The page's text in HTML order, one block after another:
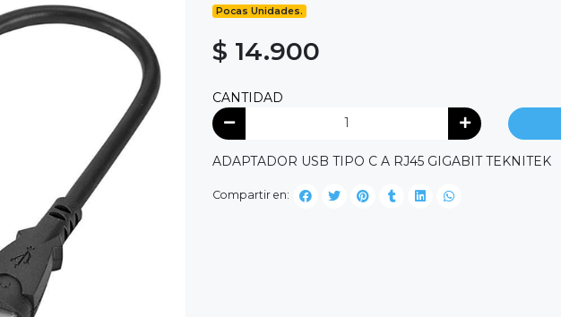
Pocas Unidades.
$ 14.900
CANTIDAD
ADAPTADOR USB TIPO C A RJ45 GIGABIT TEKNITEK
Compartir en: